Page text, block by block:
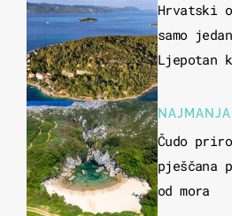
OTOKU
Hrvatski
samo
Ljepotan
"bijelom
Čudo
pješčana
od mora